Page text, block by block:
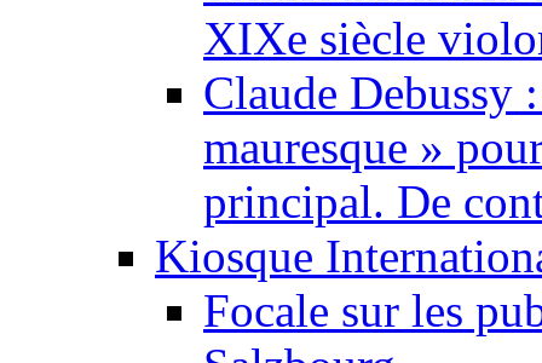
XIXe siècle
Claude Debussy
mauresque »
principal. De
Kiosque
Focale sur les